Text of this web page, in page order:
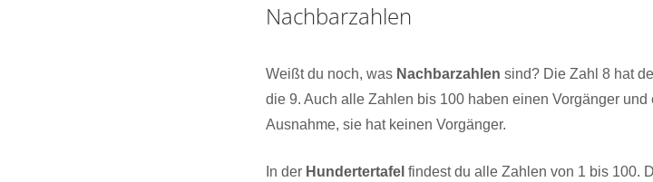
Nachbarzahlen
Weißt du noch, was Nachbarzahlen sind? Die Zahl 8 hat
die 9. Auch alle Zahlen bis 100 haben einen Vorgänger
Ausnahme, sie hat keinen Vorgänger.
In der Hundertertafel findest du alle Zahlen von 1 bis 100.